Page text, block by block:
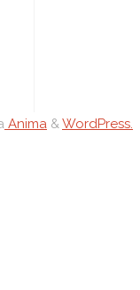
Anima & WordPress.